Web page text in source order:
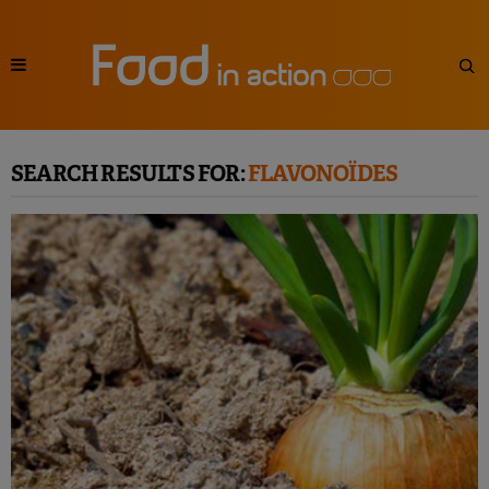
SEARCH RESULTS FOR:FLAVONOÏDES